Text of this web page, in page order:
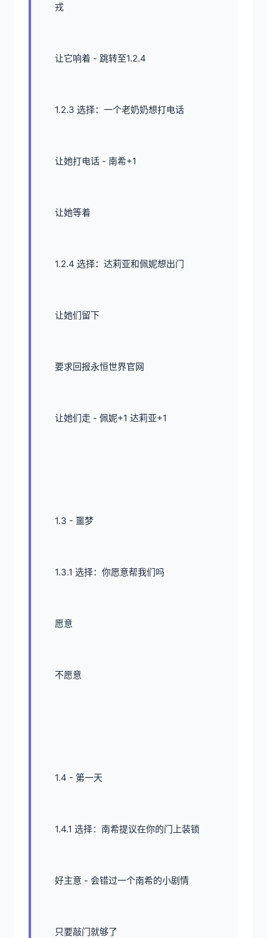
戎
让它响着 - 跳转至1.2.4
1.2.3 选择：一个老奶奶想打电话
让她打电话 - 南希+1
让她等着
1.2.4 选择：达莉亚和佩妮想出门
让她们留下
要求回报永恒世界官网
让她们走 - 佩妮+1 达莉亚+1
1.3 - 噩梦
1.3.1 选择：你愿意帮我们吗
愿意
不愿意
1.4 - 第一天
1.4.1 选择：南希提议在你的门上装锁
好主意 - 会错过一个南希的小剧情
只要敲门就够了